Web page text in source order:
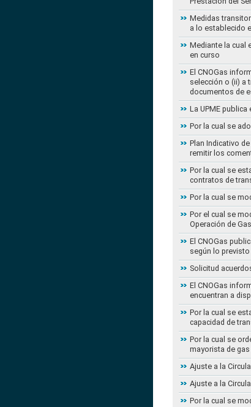
Medidas
a lo establecido
Mediante la cual
en curso
El CNOGas
selección o (ii) a
documentos de
La UPME
Por la cual se
Plan Indicativo
remitir los
Por la cual se
contratos de
Por la cual se
Por el cual se
Operación de
El CNOGas
según lo
Solicitud
El CNOGas
encuentran a
Por la cual se
capacidad de
Por la cual se
mayorista de gas
Ajuste a la
Ajuste a la
Por la cual se